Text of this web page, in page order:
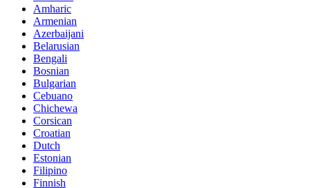
Amharic
Armenian
Azerbaijani
Belarusian
Bengali
Bosnian
Bulgarian
Cebuano
Chichewa
Corsican
Croatian
Dutch
Estonian
Filipino
Finnish